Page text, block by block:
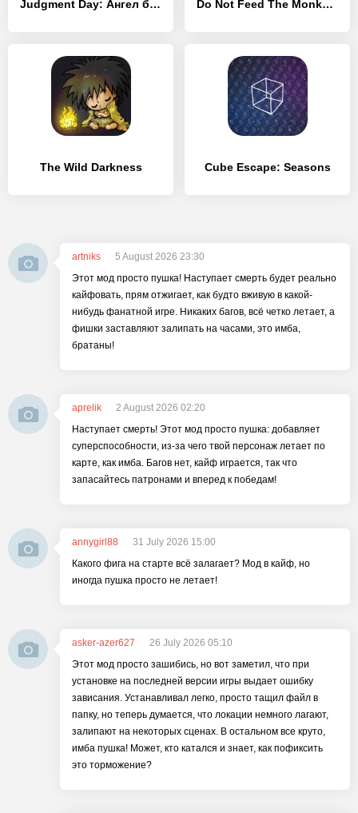
Judgment Day: Ангел бога Do Not Feed The Monkeys
The Wild Darkness Cube Escape: Seasons
artniks
5 August 2026 23:30
Этот мод просто пушка! Наступает смерть будет реально
кайфовать, прям отжигает, как будто вживую в какой-
нибудь фанатной игре. Никаких багов, всё четко летает, а
фишки заставляют залипать на часами, это имба,
братаны!
aprelik
2 August 2026 02:20
Наступает смерть! Этот мод просто пушка: добавляет
суперспособности, из-за чего твой персонаж летает по
карте, как имба. Багов нет, кайф играется, так что
запасайтесь патронами и вперед к победам!
annygirl88
31 July 2026 15:00
Какого фига на старте всё залагает? Мод в кайф, но
иногда пушка просто не летает!
asker-azer627
26 July 2026 05:10
Этот мод просто зашибись, но вот заметил, что при
установке на последней версии игры выдает ошибку
зависания. Устанавливал легко, просто тащил файл в
папку, но теперь думается, что локации немного лагают,
залипают на некоторых сценах. В остальном все круто,
имба пушка! Может, кто катался и знает, как пофиксить
это торможение?